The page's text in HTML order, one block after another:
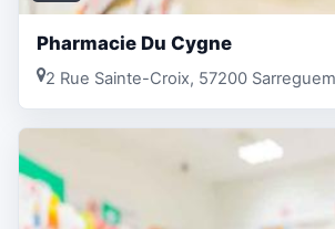
Pharmacie Du Cygne
2 Rue Sainte-Croix, 57200